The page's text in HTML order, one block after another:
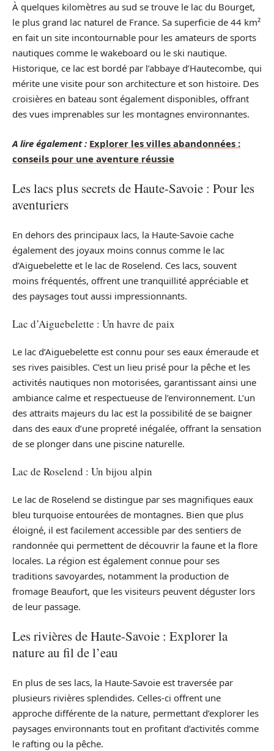
À quelques kilomètres au sud se trouve le lac du Bourget,
le plus grand lac naturel de France. Sa superficie de 44 km²
en fait un site incontournable pour les amateurs de sports
nautiques comme le wakeboard ou le ski nautique.
Historique, ce lac est bordé par l’abbaye d’Hautecombe, qui
mérite une visite pour son architecture et son histoire. Des
croisières en bateau sont également disponibles, offrant
des vues imprenables sur les montagnes environnantes.
A lire également : Explorer les villes abandonnées :
conseils pour une aventure réussie
Les lacs plus secrets de Haute-Savoie : Pour les
aventuriers
En dehors des principaux lacs, la Haute-Savoie cache
également des joyaux moins connus comme le lac
d’Aiguebelette et le lac de Roselend. Ces lacs, souvent
moins fréquentés, offrent une tranquillité appréciable et
des paysages tout aussi impressionnants.
Lac d’Aiguebelette : Un havre de paix
Le lac d’Aiguebelette est connu pour ses eaux émeraude et
ses rives paisibles. C’est un lieu prisé pour la pêche et les
activités nautiques non motorisées, garantissant ainsi une
ambiance calme et respectueuse de l’environnement. L’un
des attraits majeurs du lac est la possibilité de se baigner
dans des eaux d’une propreté inégalée, offrant la sensation
de se plonger dans une piscine naturelle.
Lac de Roselend : Un bijou alpin
Le lac de Roselend se distingue par ses magnifiques eaux
bleu turquoise entourées de montagnes. Bien que plus
éloigné, il est facilement accessible par des sentiers de
randonnée qui permettent de découvrir la faune et la flore
locales. La région est également connue pour ses
traditions savoyardes, notamment la production de
fromage Beaufort, que les visiteurs peuvent déguster lors
de leur passage.
Les rivières de Haute-Savoie : Explorer la
nature au fil de l’eau
En plus de ses lacs, la Haute-Savoie est traversée par
plusieurs rivières splendides. Celles-ci offrent une
approche différente de la nature, permettant d’explorer les
paysages environnants tout en profitant d’activités comme
le rafting ou la pêche.